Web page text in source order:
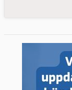
inklusive
gällande
alltför